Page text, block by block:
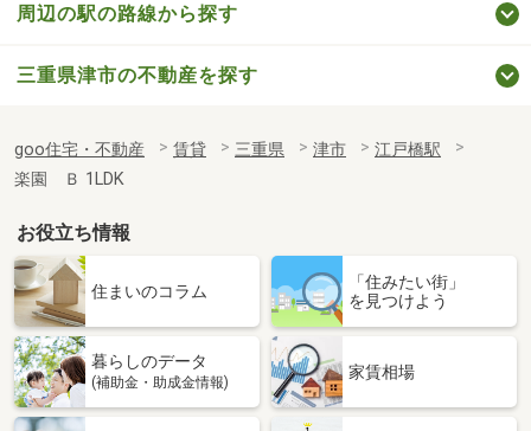
周辺の駅の路線から探す
三重県津市の不動産を探す
goo住宅・不動産 賃貸 三重県 津市
江戸橋駅
楽園 Ｂ 1LDK
お役立ち情報
住まいのコラム
「住みたい街」
を見つけよう
暮らしのデータ
(補助金・助成金情報)
家賃相場